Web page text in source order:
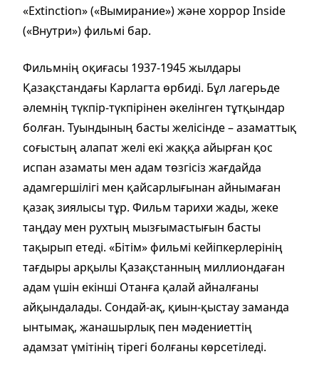
«Extinction» («Вымирание») және хоррор Inside
(«Внутри») фильмі бар.
Фильмнің оқиғасы 1937-1945 жылдары
Қазақстандағы Карлагта өрбиді. Бұл лагерьде
әлемнің түкпір-түкпірінен әкелінген тұтқындар
болған. Туындының басты желісінде – азаматтық
соғыстың алапат желі екі жаққа айырған қос
испан азаматы мен адам төзгісіз жағдайда
адамгершілігі мен қайсарлығынан айнымаған
қазақ зиялысы тұр. Фильм тарихи жады, жеке
таңдау мен рухтың мызғымастығын басты
тақырып етеді. «Бітім» фильмі кейіпкерлерінің
тағдыры арқылы Қазақстанның миллиондаған
адам үшін екінші Отанға қалай айналғаны
айқындалады. Сондай-ақ, қиын-қыстау заманда
ынтымақ, жанашырлық пен мәдениеттің
адамзат үмітінің тірегі болғаны көрсетіледі.